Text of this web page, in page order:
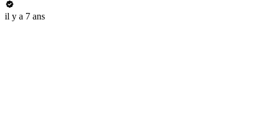
il y a 7 ans